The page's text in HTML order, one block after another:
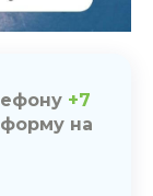
+7
на